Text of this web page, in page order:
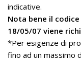
indicative.
Nota bene il
18/05/07 viene
*Per esigenze di
fino ad un massimo